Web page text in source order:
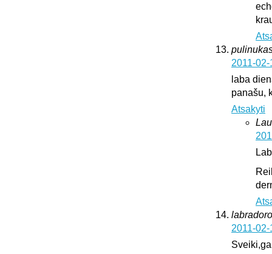
2011-
laba
panašu,
Atsakyti
2011-